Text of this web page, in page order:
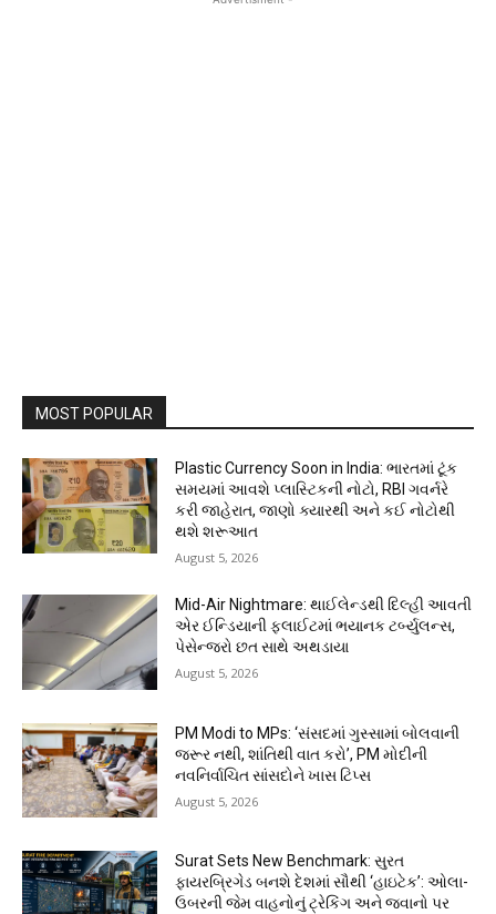
MOST POPULAR
Plastic Currency Soon in India: ભારતમાં ટૂંક
સમયમાં આવશે પ્લાસ્ટિકની નોટો, RBI ગવર્નરે
કરી જાહેરાત, જાણો ક્યારથી અને કઈ નોટોથી
થશે શરૂઆત
August 5, 2026
Mid-Air Nightmare: થાઈલેન્ડથી દિલ્હી આવતી
એર ઈન્ડિયાની ફ્લાઈટમાં ભયાનક ટર્બ્યુલન્સ,
પેસેન્જરો છત સાથે અથડાયા
August 5, 2026
PM Modi to MPs: ‘સંસદમાં ગુસ્સામાં બોલવાની
જરૂર નથી, શાંતિથી વાત કરો’, PM મોદીની
નવનિર્વાચિત સાંસદોને ખાસ ટિપ્સ
August 5, 2026
Surat Sets New Benchmark: સુરત
ફાયરબ્રિગેડ બનશે દેશમાં સૌથી ‘હાઇટેક’: ઓલા-
ઉબરની જેમ વાહનોનું ટ્રેકિંગ અને જવાનો પર